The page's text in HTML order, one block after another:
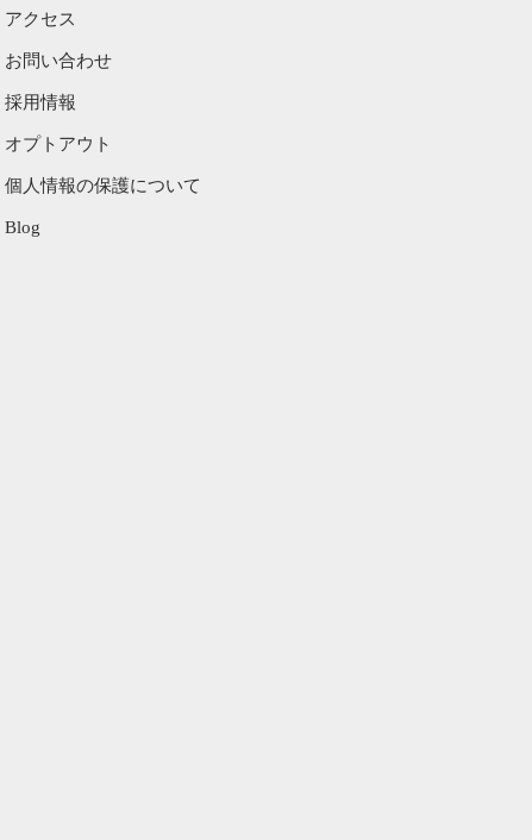
アクセス
お問い合わせ
採用情報
オプトアウト
個人情報の保護について
Blog